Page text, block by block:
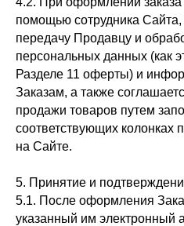
помощью сотрудника Сайта,
передачу Продавцу и
персональных данных (как
Разделе 11 оферты) и
Заказам, а также
продажи товаров путем
соответствующих колонках
на Сайте.
5. Принятие и
5.1. После оформления
указанный им электронный